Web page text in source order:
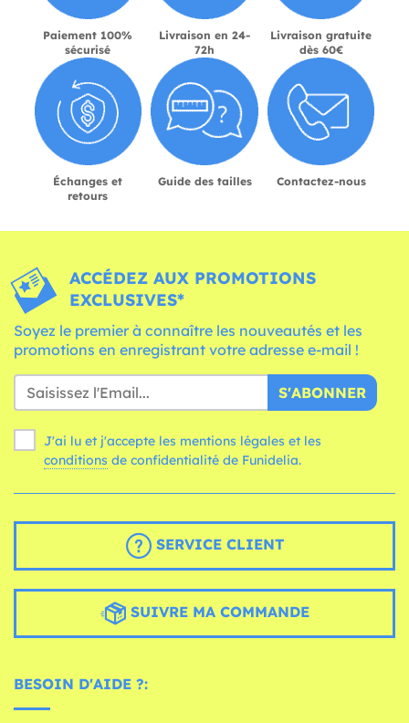
Paiement 100%
sécurisé
Livraison en 24-
72h
Livraison gratuite
dès 60€
Échanges et
retours
Guide des tailles Contactez-nous
ACCÉDEZ AUX PROMOTIONS
EXCLUSIVES*
Soyez le premier à connaître les nouveautés et les
promotions en enregistrant votre adresse e-mail !
S'ABONNER
J'ai lu et j'accepte les mentions légales et les
conditions de confidentialité de Funidelia.
SERVICE CLIENT
SUIVRE MA COMMANDE
BESOIN D'AIDE ?: